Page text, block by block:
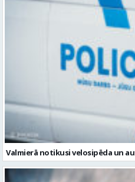
Aizvadītās nedēļas nogalē